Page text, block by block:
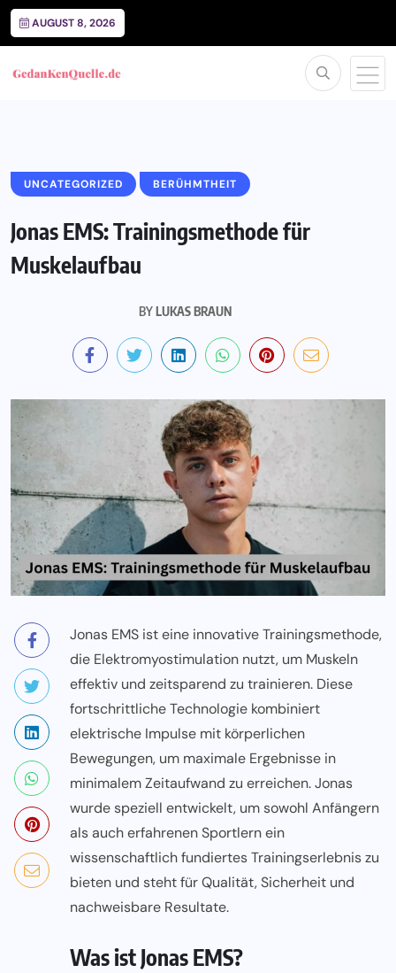
AUGUST 8, 2026
UNCATEGORIZED BERÜHMTHEIT
Jonas EMS: Trainingsmethode für
Muskelaufbau
BYLUKAS BRAUN
Jonas EMS ist eine innovative Trainingsmethode,
die Elektromyostimulation nutzt, um Muskeln
effektiv und zeitsparend zu trainieren. Diese
fortschrittliche Technologie kombiniert
elektrische Impulse mit körperlichen
Bewegungen, um maximale Ergebnisse in
minimalem Zeitaufwand zu erreichen. Jonas
wurde speziell entwickelt, um sowohl Anfängern
als auch erfahrenen Sportlern ein
wissenschaftlich fundiertes Trainingserlebnis zu
bieten und steht für Qualität, Sicherheit und
nachweisbare Resultate.
Was ist Jonas EMS?